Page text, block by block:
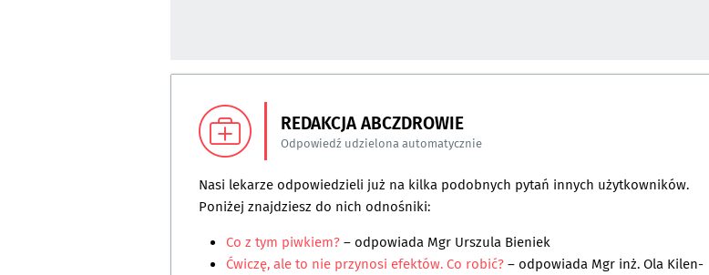
REDAKCJA ABCZDROWIE
Odpowiedź udzielona automatycznie
Nasi lekarze odpowiedzieli już na kilka podobnych pytań innych użytkowników.
Poniżej znajdziesz do nich odnośniki:
Co z tym piwkiem?– odpowiada Mgr Urszula Bieniek
Ćwiczę, ale to nie przynosi efektów. Co robić?– odpowiada Mgr inż. Ola Kilen-